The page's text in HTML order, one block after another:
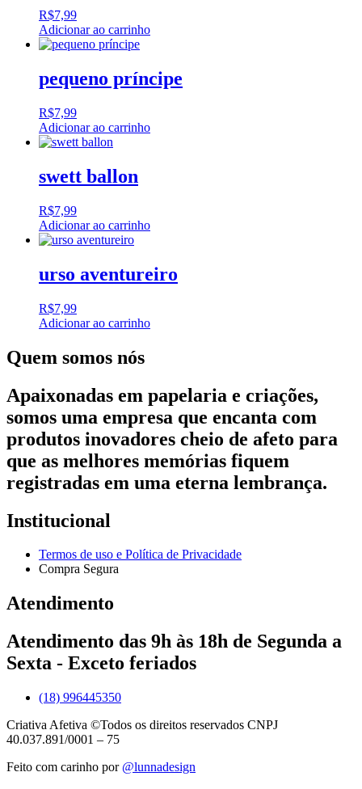
R$7,99
Adicionar ao carrinho
pequeno príncipe
R$7,99
Adicionar ao carrinho
swett ballon
R$7,99
Adicionar ao carrinho
urso aventureiro
R$7,99
Adicionar ao carrinho
Quem somos nós
Apaixonadas em papelaria e criações,
somos uma empresa que encanta com
produtos inovadores cheio de afeto para
que as melhores memórias fiquem
registradas em uma eterna lembrança.
Institucional
Termos de uso e Política de Privacidade
Compra Segura
Atendimento
Atendimento das 9h às 18h de Segunda a
Sexta - Exceto feriados
(18) 996445350
Criativa Afetiva ©Todos os direitos reservados CNPJ
40.037.891/0001 – 75
Feito com carinho por @lunnadesign